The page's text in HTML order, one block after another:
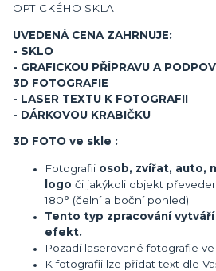
OPTICKÉHO SKLA
UVEDENÁ CENA ZAHRNUJE:
- SKLO
- GRAFICKOU PŘÍPRAVU A
3D FOTOGRAFIE
- LASER TEXTU K FOTOGRAFII
- DÁRKOVOU KRABIČKU
3D FOTO ve skle :
Fotografii osob, zvířat, auto,
logo či jakýkoli objekt
180° (čelní a boční pohled)
Tento typ zpracování
efekt.
Pozadí laserované fotografie
K fotografii lze přidat text dle